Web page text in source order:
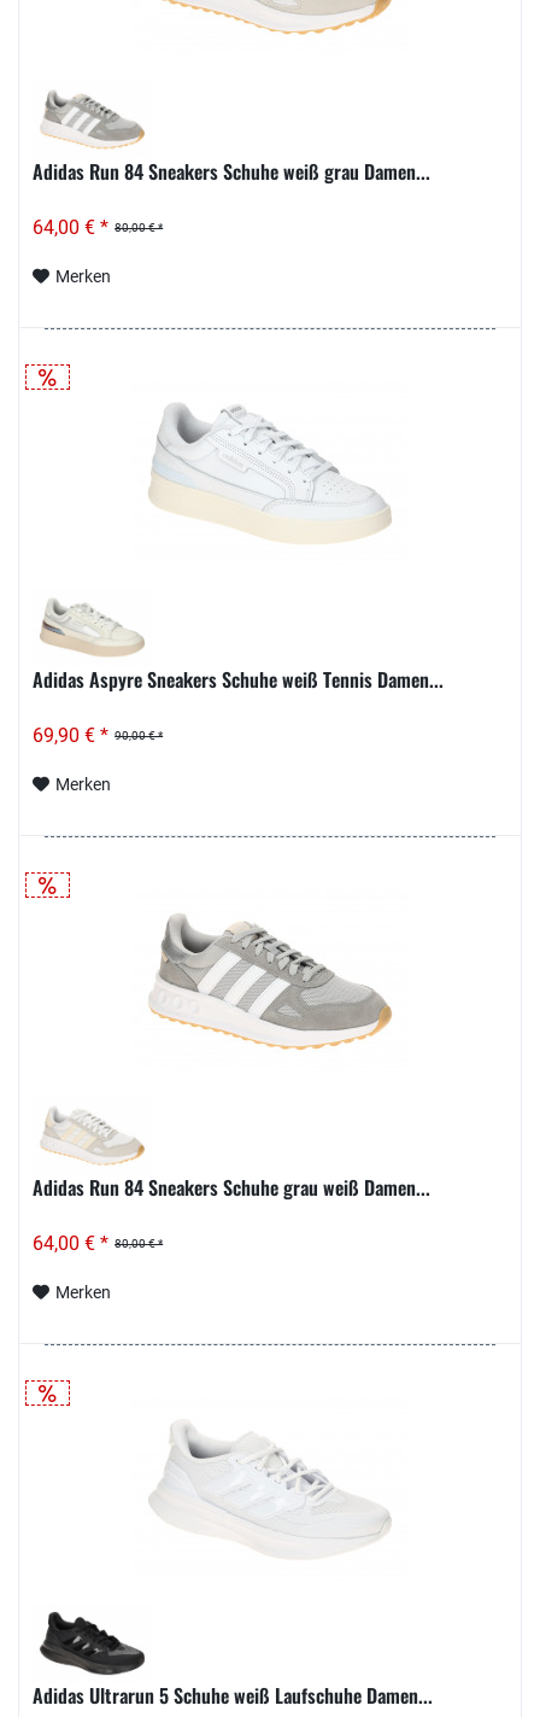
Adidas Run 84 Sneakers Schuhe weiß grau Damen...
80,00 € *
64,00 € *
Merken
Adidas Aspyre Sneakers Schuhe weiß Tennis Damen...
90,00 € *
69,90 € *
Merken
Adidas Run 84 Sneakers Schuhe grau weiß Damen...
80,00 € *
64,00 € *
Merken
Adidas Ultrarun 5 Schuhe weiß Laufschuhe Damen...